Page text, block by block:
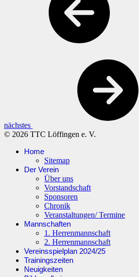
nächstes
© 2026 TTC Löffingen e. V.
Home
Sitemap
Der Verein
Über uns
Vorstandschaft
Sponsoren
Chronik
Veranstaltungen/ Termine
Mannschaften
1. Herrenmannschaft
2. Herrenmannschaft
Vereinsspielplan 2024/25
Trainingszeiten
Neuigkeiten